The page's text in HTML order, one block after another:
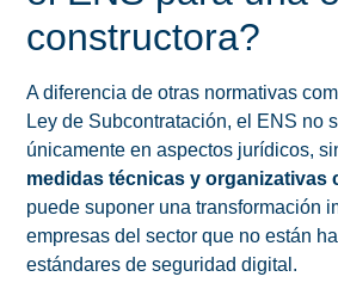
constructora?
A diferencia de otras normativas
Ley de Subcontratación, el ENS no
únicamente en aspectos jurídicos,
medidas técnicas y organizativas
puede suponer una transformación
empresas del sector que no están
estándares de seguridad digital.